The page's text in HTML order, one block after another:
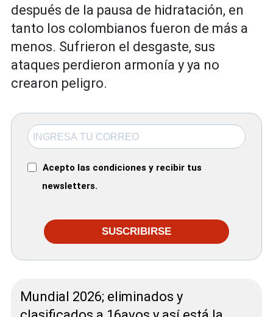
después de la pausa de hidratación, en
tanto los colombianos fueron de más a
menos. Sufrieron el desgaste, sus
ataques perdieron armonía y ya no
crearon peligro.
Acepto las condiciones y recibir tus
newsletters.
SUSCRIBIRSE
Mundial 2026; eliminados y